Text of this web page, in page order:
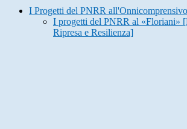
I Progetti del PNRR all'Onnicomprensivo
I progetti del PNRR al «Floriani»
Ripresa e Resilienza]